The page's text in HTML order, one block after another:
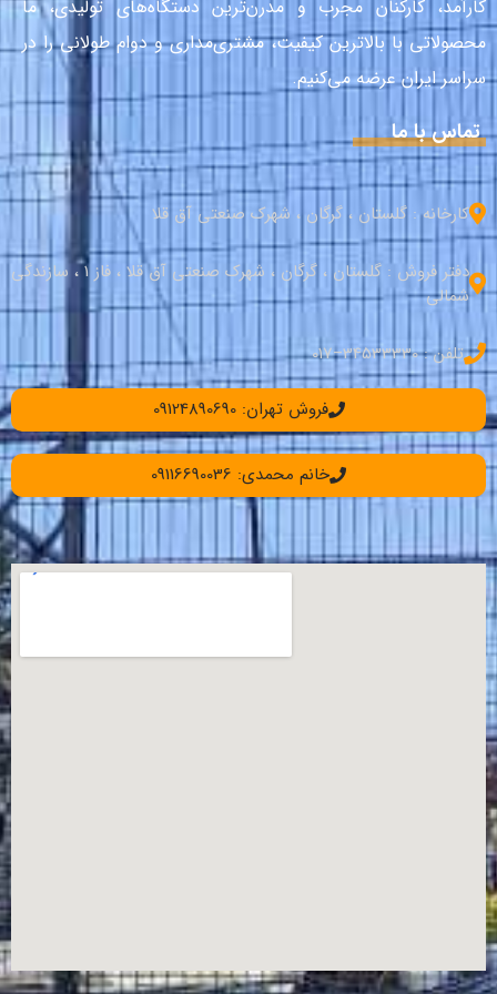
کارآمد، کارکنان مجرب و مدرن‌ترین دستگاه‌های تولیدی، ما
محصولاتی با بالاترین کیفیت، مشتری‌مداری و دوام طولانی را در
سراسر ایران عرضه می‌کنیم.
تماس با ما
کارخانه : گلستان ، گرگان ، شهرک صنعتی آق قلا
دفتر فروش : گلستان ، گرگان ، شهرک صنعتی آق قلا ، فاز 1 ، سازندگی
شمالی
تلفن : 34533330–017
فروش تهران: 09124890690
خانم محمدی: 09116690036